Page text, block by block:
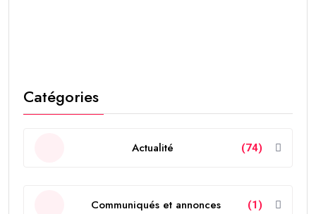
Catégories
Actualité (74)
Communiqués et annonces (1)